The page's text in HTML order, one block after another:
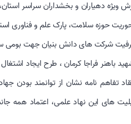
ویژه دهیاران و بخشداران سراسر
حوزه سلامت، پارک علم و فناوری
ظرفیت شرکت های دانش بنیان جهت
باهنر فراجا کرمان ، طرح ایجاد اشتغال
تفاهم نامه نشان از توانمند بودن
های این نهاد علمی، اعتماد همه